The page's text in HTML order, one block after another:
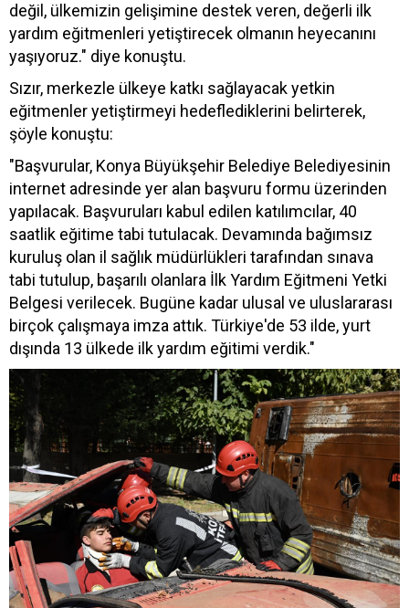
değil, ülkemizin gelişimine destek veren, değerli ilk
yardım eğitmenleri yetiştirecek olmanın heyecanını
yaşıyoruz." diye konuştu.
Sızır, merkezle ülkeye katkı sağlayacak yetkin
eğitmenler yetiştirmeyi hedeflediklerini belirterek,
şöyle konuştu:
"Başvurular, Konya Büyükşehir Belediye Belediyesinin
internet adresinde yer alan başvuru formu üzerinden
yapılacak. Başvuruları kabul edilen katılımcılar, 40
saatlik eğitime tabi tutulacak. Devamında bağımsız
kuruluş olan il sağlık müdürlükleri tarafından sınava
tabi tutulup, başarılı olanlara İlk Yardım Eğitmeni Yetki
Belgesi verilecek. Bugüne kadar ulusal ve uluslararası
birçok çalışmaya imza attık. Türkiye'de 53 ilde, yurt
dışında 13 ülkede ilk yardım eğitimi verdik."